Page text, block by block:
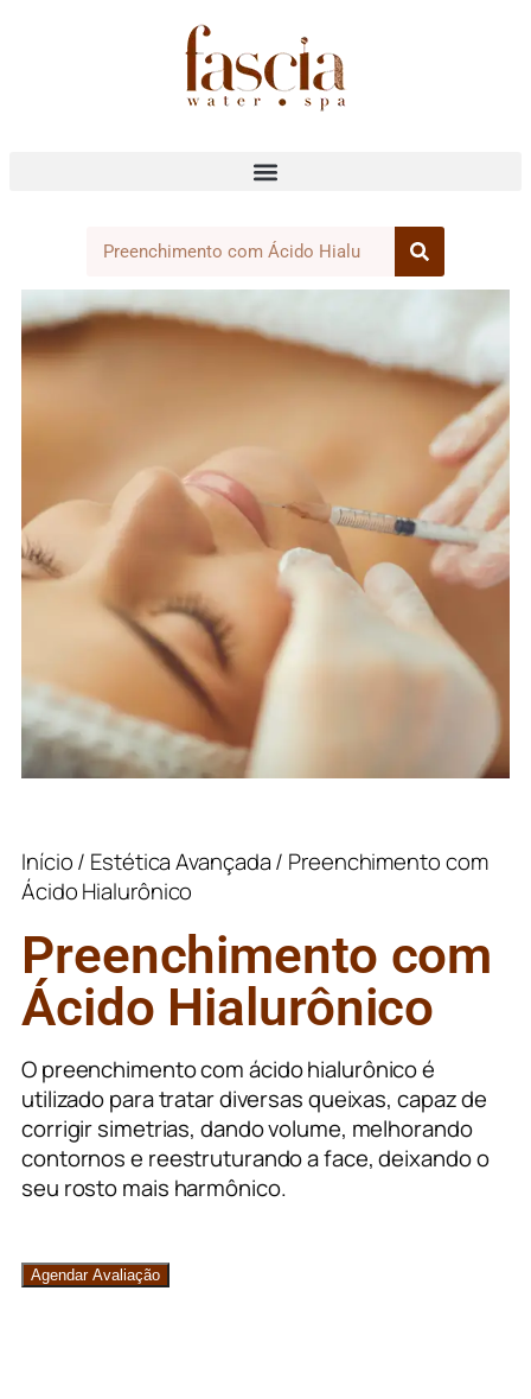
Início/ Estética Avançada/ Preenchimento com
Ácido Hialurônico
Preenchimento com
Ácido Hialurônico
O preenchimento com ácido hialurônico é
utilizado para tratar diversas queixas, capaz de
corrigir simetrias, dando volume, melhorando
contornos e reestruturando a face, deixando o
seu rosto mais harmônico.
Agendar Avaliação